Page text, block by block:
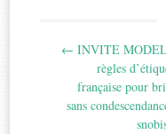
navigation
← INVITE
règles
française pour
sans